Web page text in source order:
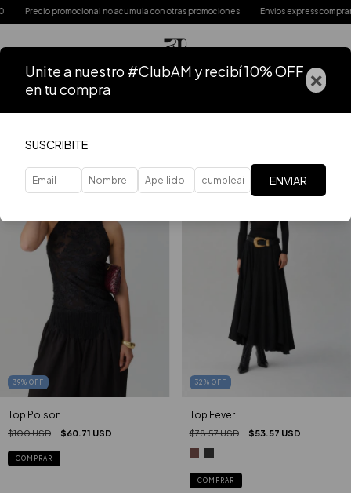
no acumula con otras promociones Envios express comprando antes del
Inicio . Ropa
39% OFF
Top Poison
$100 USD $60.71 USD
COMPRAR
32 % OFF
Top Fever
$78.57 USD $53.57 USD
COMPRAR
Unite a nuestro #ClubAM y recibí 10% OFF
en tu compra
×
SUSCRIBITE
ENVIAR